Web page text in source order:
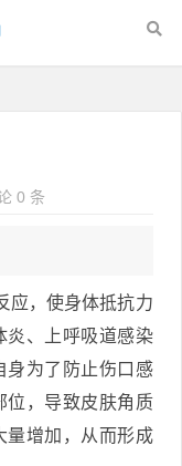
0 条
应，使身体抵抗力
炎、上呼吸道感染
身为了防止伤口感
位，导致皮肤角质
量增加，从而形成